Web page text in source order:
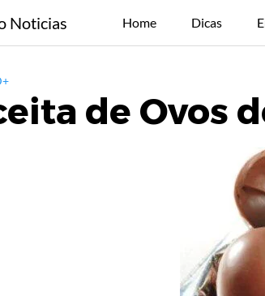
Noticias Home Dicas
de Ovos